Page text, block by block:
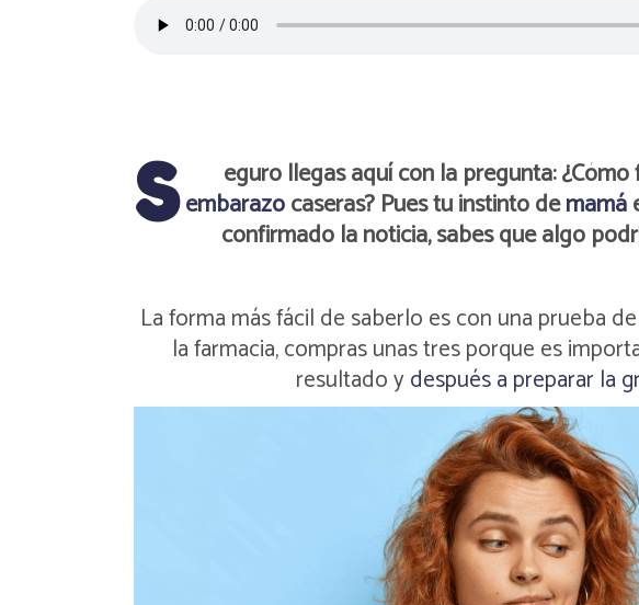
S eguro llegas aquí con la pregunta:
embarazocaseras? Pues tu instinto demamá
confirmado la noticia, sabes que algo
La forma más fácil de saberlo es con una prueba de
la farmacia, compras unas tres porque es
resultado ydespués a preparar la